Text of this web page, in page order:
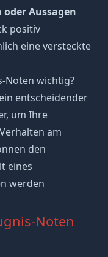
Aussagen
positiv
eine versteckte
Noten wichtig?
entscheidender
um Ihre
am
den
eines
werden
Noten